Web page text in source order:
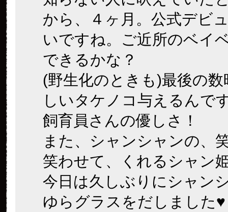
から、４ヶ月。公式デビ
いですね。ご近所のベイ
できるかな？
(野生化のときも)最後の数
しいタケノコ与えるんで
飼育員さんの優しさ！
また、シャンシャンの、
笑わせて、くれるシャン
今日は久しぶりにシャン
ゆらグラスをだしました♥️